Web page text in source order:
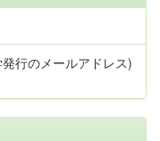
行のメールアドレス)